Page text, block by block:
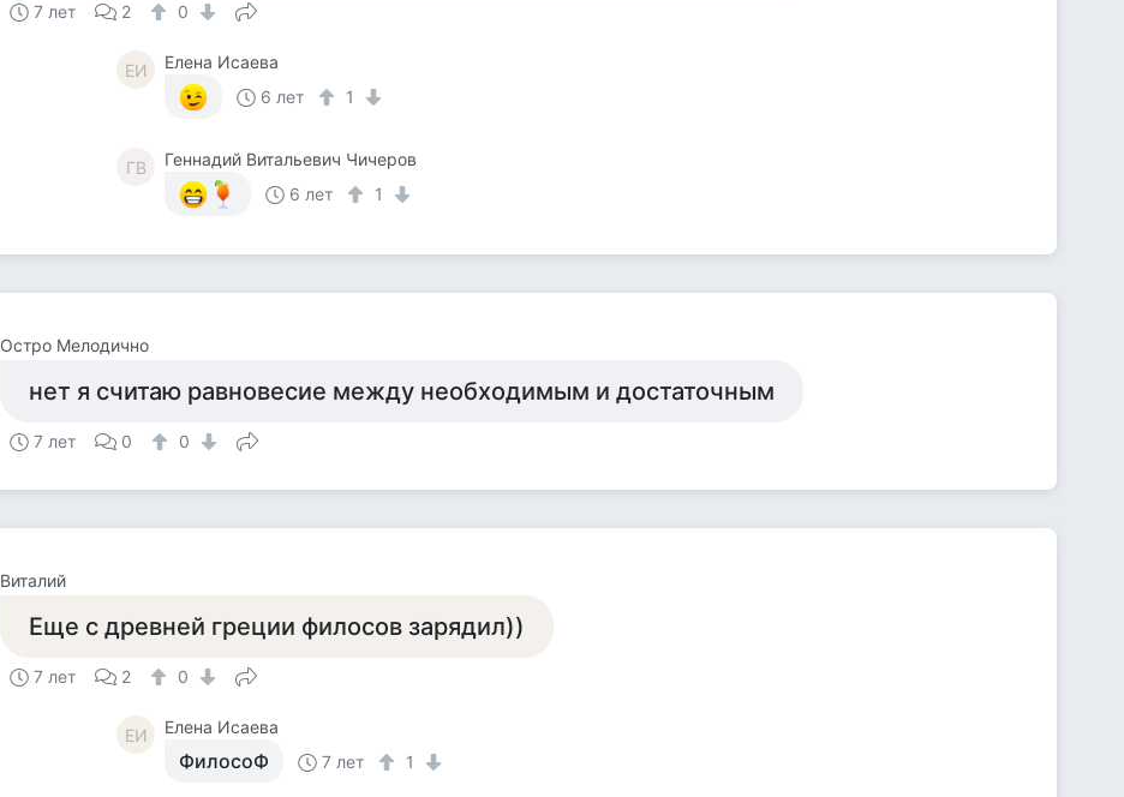
7 лет 2 0
ЕИ
Елена Исаева
6 лет
1
ГВ
Геннадий Витальевич Чичеров
6 лет
1
Остро Мелодично
нет я считаю равновесие между необходимым и достаточным
7 лет 0 0
Виталий
Еще с древней греции филосов зарядил))
7 лет 2 0
ЕИ Елена Исаева
ФилосоФ 7 лет 1